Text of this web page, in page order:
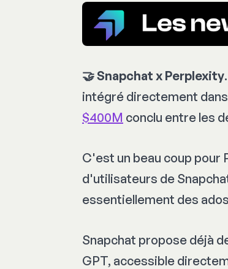
🤝 Snapchat x Perplexity
intégré directement
$400M conclu entre les
C'est un beau coup pour
d'utilisateurs de
essentiellement des
Snapchat propose déjà
GPT, accessible